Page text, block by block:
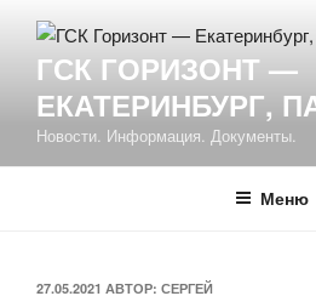
содержимому
ГСК ГОРИЗОНТ —
ЕКАТЕРИНБУРГ,
Новости. Информация. Документы.
Меню
ОПУБЛИКОВАНО
27.05.2021 АВТОР: СЕРГЕЙ